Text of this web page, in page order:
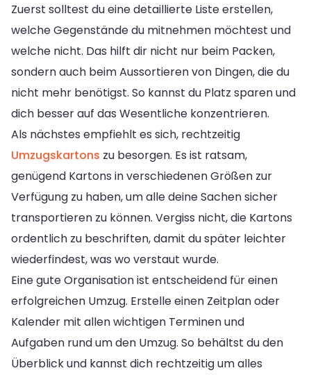
Zuerst solltest du eine detaillierte Liste erstellen,
welche Gegenstände du mitnehmen möchtest und
welche nicht. Das hilft dir nicht nur beim Packen,
sondern auch beim Aussortieren von Dingen, die du
nicht mehr benötigst. So kannst du Platz sparen und
dich besser auf das Wesentliche konzentrieren.
Als nächstes empfiehlt es sich, rechtzeitig
Umzugskartons zu besorgen. Es ist ratsam,
genügend Kartons in verschiedenen Größen zur
Verfügung zu haben, um alle deine Sachen sicher
transportieren zu können. Vergiss nicht, die Kartons
ordentlich zu beschriften, damit du später leichter
wiederfindest, was wo verstaut wurde.
Eine gute Organisation ist entscheidend für einen
erfolgreichen Umzug. Erstelle einen Zeitplan oder
Kalender mit allen wichtigen Terminen und
Aufgaben rund um den Umzug. So behältst du den
Überblick und kannst dich rechtzeitig um alles